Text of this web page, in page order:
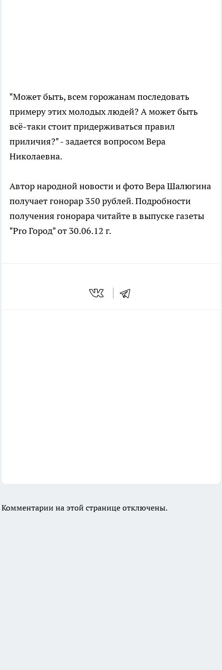
"Может быть, всем горожанам последовать
примеру этих молодых людей? А может быть
всё-таки стоит придерживаться правил
приличия?" - задается вопросом Вера
Николаевна.
Автор народной новости и фото Вера Шалюгина
получает гонорар 350 рублей. Подробности
получения гонорара читайте в выпуске газеты
"Pro Город" от 30.06.12 г.
Комментарии на этой странице отключены.